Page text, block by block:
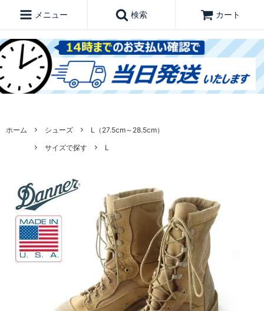
メニュー 検索 カート
ホーム シューズ
L（27.5cm～28.5cm）
サイズで探す
L